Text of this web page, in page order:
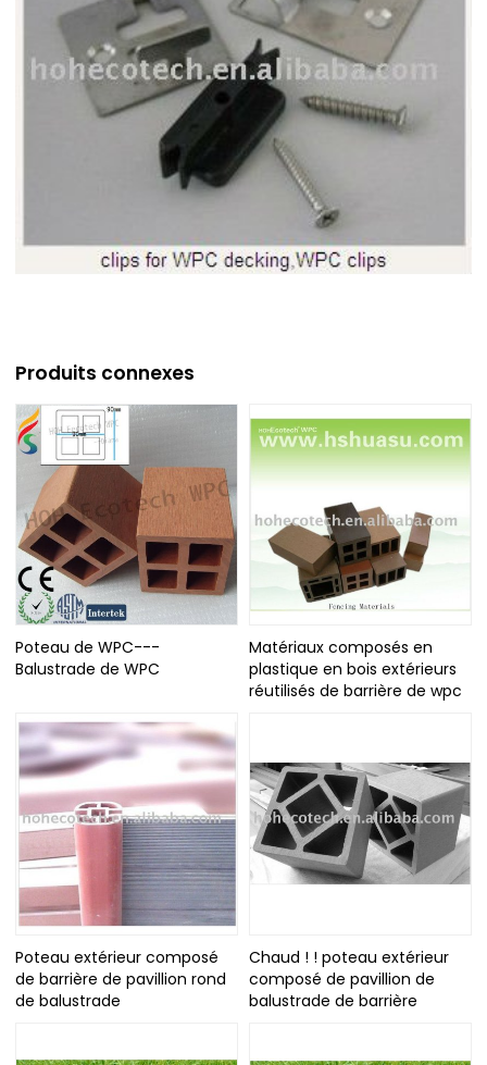
Produits connexes
Poteau de WPC---
Balustrade de WPC
Matériaux composés en
plastique en bois extérieurs
réutilisés de barrière de wpc
Poteau extérieur composé
de barrière de pavillion rond
de balustrade
Chaud ! ! poteau extérieur
composé de pavillion de
balustrade de barrière